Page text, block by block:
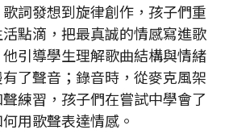
發想到旋律創作，孩子們重
點滴，把最真誠的情感寫進歌
引導學生理解歌曲結構與情緒
了聲音；錄音時，從麥克風架
練習，孩子們在嘗試中學會了
用歌聲表達情感。